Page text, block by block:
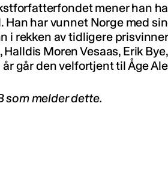
mener han
Han har vunnet Norge med
i rekken av tidligere
Halldis Moren Vesaas, Erik
år går den velfortjent til Åge
som melder dette.